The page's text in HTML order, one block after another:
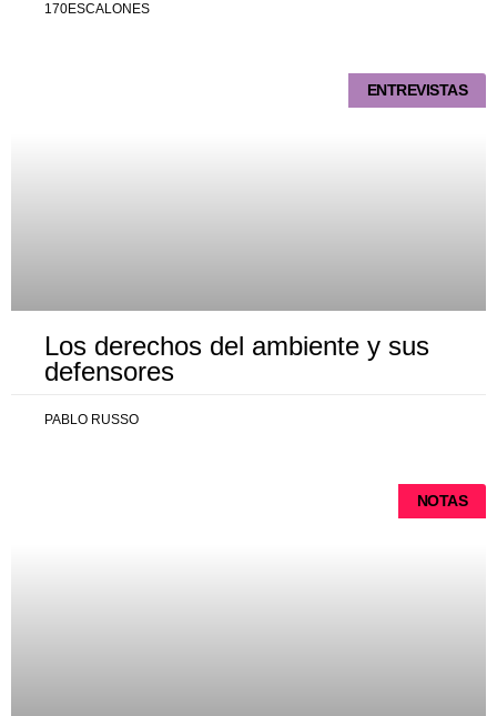
170ESCALONES
ENTREVISTAS
Los derechos del ambiente y sus
defensores
PABLO RUSSO
NOTAS